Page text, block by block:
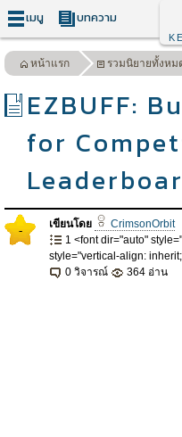
เมนู บทความ
หน้าแรก รวมนิยายทั้งหม
EZBUFF:
for
- เขียนโดย CrimsonOrbit
1 <font dir="auto"
style="vertical-align:
0 วิจารณ์
364 อ่าน